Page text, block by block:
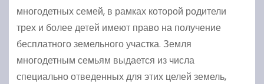
многодетных семей, в рамках которой родители
трех и более детей имеют право на получение
бесплатного земельного участка. Земля
многодетным семьям выдается из числа
специально отведенных для этих целей земель,